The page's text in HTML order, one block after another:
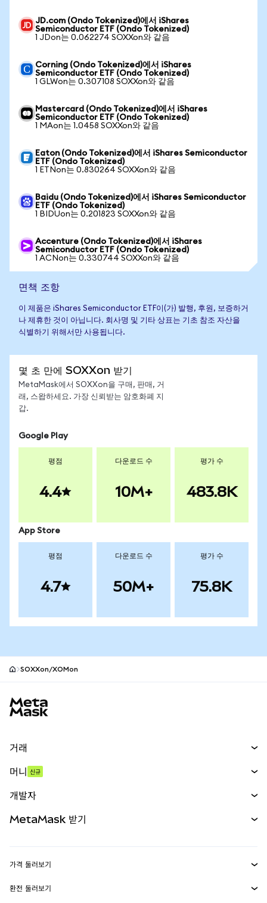
JD.com (Ondo Tokenized)에서 iShares
Semiconductor ETF (Ondo Tokenized)
1 JDon는 0.062274 SOXXon와 같음
Corning (Ondo Tokenized)에서 iShares
Semiconductor ETF (Ondo Tokenized)
1 GLWon는 0.307108 SOXXon와 같음
Mastercard (Ondo Tokenized)에서 iShares
Semiconductor ETF (Ondo Tokenized)
1 MAon는 1.0458 SOXXon와 같음
Eaton (Ondo Tokenized)에서 iShares Semiconductor
ETF (Ondo Tokenized)
1 ETNon는 0.830264 SOXXon와 같음
Baidu (Ondo Tokenized)에서 iShares Semiconductor
ETF (Ondo Tokenized)
1 BIDUon는 0.201823 SOXXon와 같음
Accenture (Ondo Tokenized)에서 iShares
Semiconductor ETF (Ondo Tokenized)
1 ACNon는 0.330744 SOXXon와 같음
면책 조항
이 제품은 iShares Semiconductor ETF이(가) 발행, 후원, 보증하거
나 제휴한 것이 아닙니다. 회사명 및 기타 상표는 기초 참조 자산을
식별하기 위해서만 사용됩니다.
몇 초 만에 SOXXon 받기
MetaMask에서 SOXXon을 구매, 판매, 거
래, 스왑하세요. 가장 신뢰받는 암호화폐 지
갑.
Google Play
평점
4.4
다운로드 수
10M+
평가 수
483.8K
App Store
평점
4.7
다운로드 수
50M+
평가 수
75.8K
SOXXon/XOMon
거래
무기한 선물
실물자산
머니 신규
개발자
MetaMask Connect
MetaMask 받기
가격 둘러보기
이더리움 가격
환전 둘러보기